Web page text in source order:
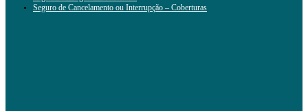
Seguro de Cancelamento ou Interrupção – Coberturas